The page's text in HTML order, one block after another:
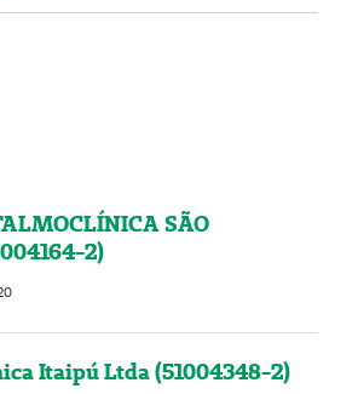
SÃO
2)
Itaipú Ltda (51004348-2)